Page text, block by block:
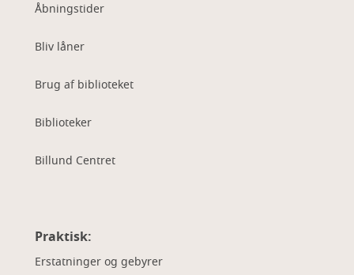
Åbningstider
Bliv låner
Brug af biblioteket
Biblioteker
Billund Centret
Praktisk:
Erstatninger og gebyrer